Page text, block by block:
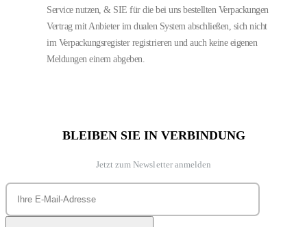
Service nutzen, & SIE für die bei uns bestellten Verpackungen
Vertrag mit Anbieter im dualen System abschließen, sich nicht
im Verpackungsregister registrieren und auch keine eigenen
Meldungen einem abgeben.
BLEIBEN SIE IN VERBINDUNG
Jetzt zum Newsletter anmelden